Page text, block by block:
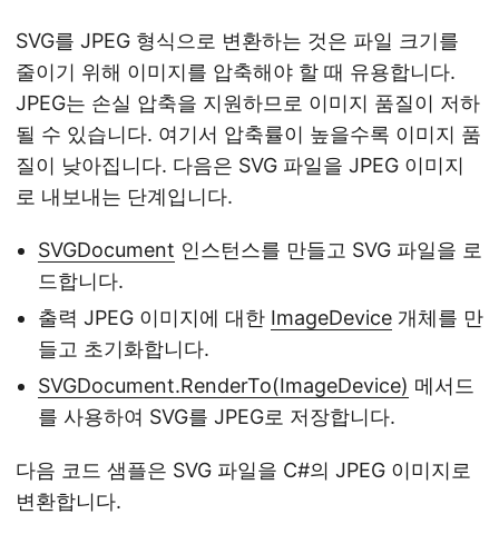
SVG를 JPEG 형식으로 변환하는 것은 파일 크기를
줄이기 위해 이미지를 압축해야 할 때 유용합니다.
JPEG는 손실 압축을 지원하므로 이미지 품질이 저하
될 수 있습니다. 여기서 압축률이 높을수록 이미지 품
질이 낮아집니다. 다음은 SVG 파일을 JPEG 이미지
로 내보내는 단계입니다.
SVGDocument 인스턴스를 만들고 SVG 파일을 로
드합니다.
출력 JPEG 이미지에 대한 ImageDevice 개체를 만
들고 초기화합니다.
SVGDocument.RenderTo(ImageDevice) 메서드
를 사용하여 SVG를 JPEG로 저장합니다.
다음 코드 샘플은 SVG 파일을 C#의 JPEG 이미지로
변환합니다.